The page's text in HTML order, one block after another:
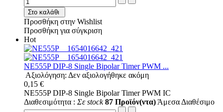
Στο καλάθι
Προσθήκη στην Wishlist
Προσθήκη για σύγκριση
Hot
NE555P DIP-8 Single Bipolar Timer PWM ...
Αξιολόγηση: Δεν αξιολογήθηκε ακόμη
0,15 €
NE555P DIP-8 Single Bipolar Timer PWM IC
Διαθεσιμότητα : Σε stock 87 Προϊόν(ντα) Άμεσα Διαθέσιμο